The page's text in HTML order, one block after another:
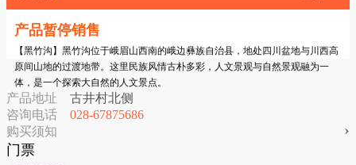
产品暂停销售
【黑竹沟】黑竹沟位于峨眉山西南的峨边彝族自治县，地处四川盆地与川西高
原间山地的过渡地带。这里民族风情古朴多彩，人文景观与自然景观融为一
体，是一个探索大自然的人文景点。
产品地址
古井村北侧
咨询电话
028-67875686
购买须知
›
门票